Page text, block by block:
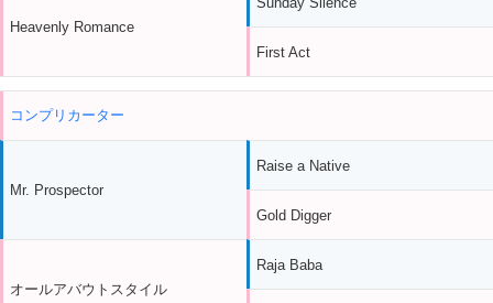
Heavenly Romance
First Act
コンプリカーター
Mr. Prospector
オールアバウトスタイル
Raise a Native
Gold Digger
Raja Baba